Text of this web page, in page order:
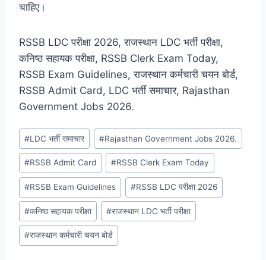
चाहिए।
RSSB LDC परीक्षा 2026, राजस्थान LDC भर्ती परीक्षा,
कनिष्ठ सहायक परीक्षा, RSSB Clerk Exam Today,
RSSB Exam Guidelines, राजस्थान कर्मचारी चयन बोर्ड,
RSSB Admit Card, LDC भर्ती समाचार, Rajasthan
Government Jobs 2026.
Post
Tags:
#LDC भर्ती समाचार #Rajasthan Government Jobs 2026.
#RSSB Admit Card #RSSB Clerk Exam Today
#RSSB Exam Guidelines #RSSB LDC परीक्षा 2026
#कनिष्ठ सहायक परीक्षा #राजस्थान LDC भर्ती परीक्षा
#राजस्थान कर्मचारी चयन बोर्ड